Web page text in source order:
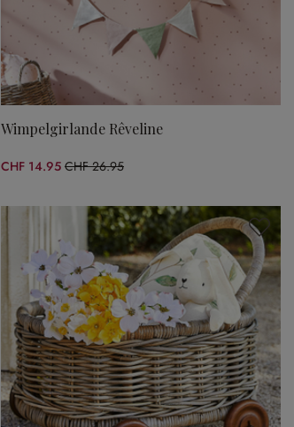
Wimpelgirlande Rêveline
CHF 14.95 CHF 26.95
(44.53% gespart)